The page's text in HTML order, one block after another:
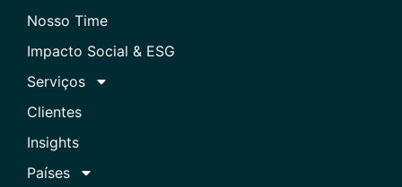
Nosso Time
Impacto Social & ESG
Serviços
Clientes
Insights
Países